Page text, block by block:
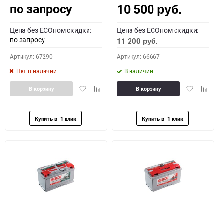
по запросу
Цена без ECOном скидки:
по запросу
Артикул: 67290
Нет в наличии
ДобавитьДобавить
В корзину
10 500 руб.
Цена без ECOном скидки:
11 200 руб.
Артикул: 66667
В наличии
Добавить
В корзину